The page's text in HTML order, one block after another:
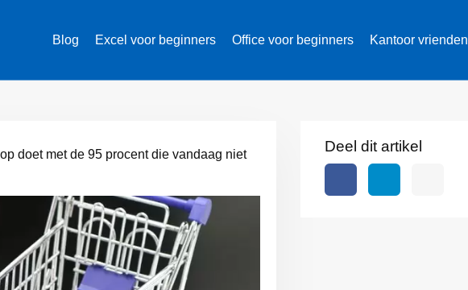
Blog Excel voor beginners Office voor beginners Kantoor vrienden
doet met de 95 procent die vandaag niet
Deel dit artikel